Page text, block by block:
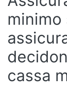
cassa